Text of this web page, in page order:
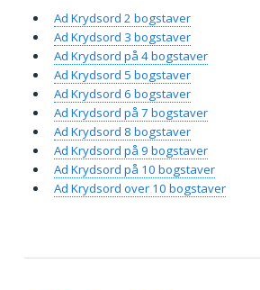
Ad Krydsord 2 bogstaver
Ad Krydsord 3 bogstaver
Ad Krydsord på 4 bogstaver
Ad Krydsord 5 bogstaver
Ad Krydsord 6 bogstaver
Ad Krydsord på 7 bogstaver
Ad Krydsord 8 bogstaver
Ad Krydsord på 9 bogstaver
Ad Krydsord på 10 bogstaver
Ad Krydsord over 10 bogstaver